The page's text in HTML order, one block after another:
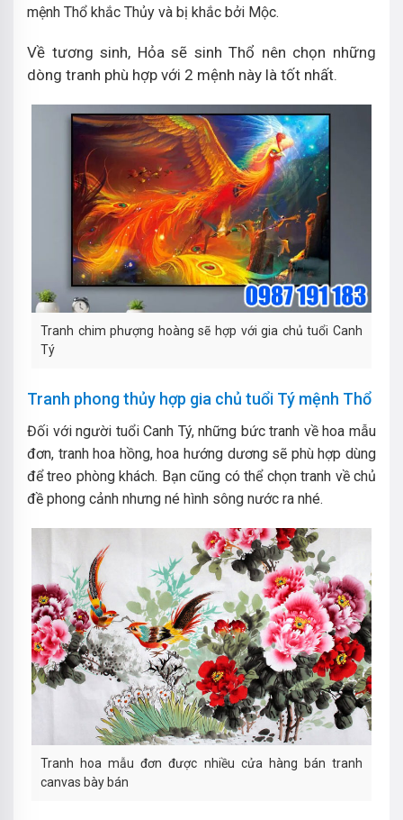
mệnh Thổ khắc Thủy và bị khắc bởi Mộc.
Về tương sinh, Hỏa sẽ sinh Thổ nên chọn những
dòng tranh phù hợp với 2 mệnh này là tốt nhất.
Tranh chim phượng hoàng sẽ hợp với gia chủ tuổi Canh
Tý
Tranh phong thủy hợp gia chủ tuổi Tý mệnh Thổ
Đối với người tuổi Canh Tý, những bức tranh về hoa mẫu
đơn, tranh hoa hồng, hoa hướng dương sẽ phù hợp dùng
để treo phòng khách. Bạn cũng có thể chọn tranh về chủ
đề phong cảnh nhưng né hình sông nước ra nhé.
Tranh hoa mẫu đơn được nhiều cửa hàng bán tranh
canvas bày bán